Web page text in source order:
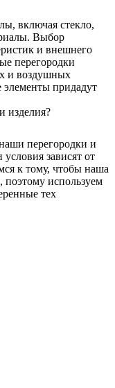
включая стекло,
Выбор
и внешнего
перегородки
и воздушных
элементы придадут
изделия?
перегородки и
зависят от
к тому, чтобы наша
поэтому используем
тех